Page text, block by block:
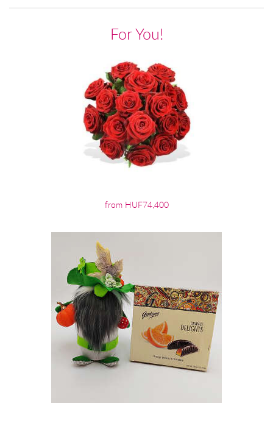
For You!
from HUF74,400